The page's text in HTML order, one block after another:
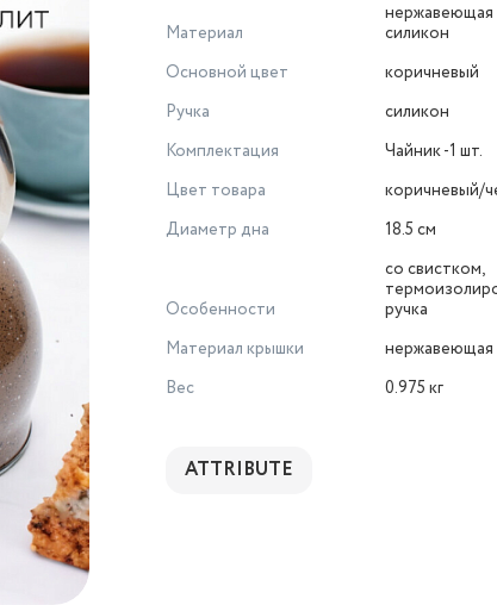
Материал
нержавеющая
силикон
Основной цвет
коричневый
Ручка
силикон
Комплектация
Чайник -1 шт.
Цвет товара
коричневый/
Диаметр дна
18.5 см
Особенности
со свистком,
ручка
Материал крышки
нержавеющая
Вес
0.975 кг
ATTRIBUTE